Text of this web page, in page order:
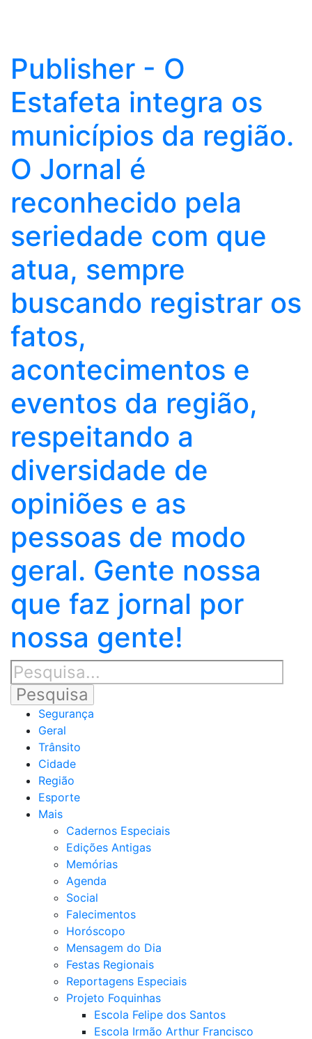
Publisher - O
Estafeta integra os
municípios da região.
O Jornal é
reconhecido pela
seriedade com que
atua, sempre
buscando registrar os
fatos,
acontecimentos e
eventos da região,
respeitando a
diversidade de
opiniões e as
pessoas de modo
geral. Gente nossa
que faz jornal por
nossa gente!
Segurança
Geral
Trânsito
Cidade
Região
Esporte
Mais
Cadernos Especiais
Edições Antigas
Memórias
Agenda
Social
Falecimentos
Horóscopo
Mensagem do Dia
Festas Regionais
Reportagens Especiais
Projeto Foquinhas
Escola Felipe dos Santos
Escola Irmão Arthur Francisco